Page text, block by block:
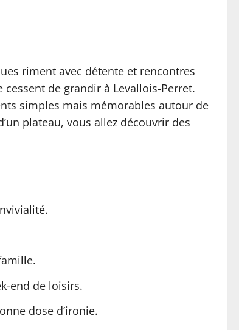
riment avec détente et rencontres
de grandir à Levallois-Perret.
simples mais mémorables autour de
plateau, vous allez découvrir des
end de loisirs.
dose d’ironie.